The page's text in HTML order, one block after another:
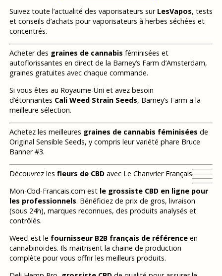
Suivez toute l’actualité des vaporisateurs sur LesVapos, tests
et conseils d’achats pour vaporisateurs à herbes séchées et
concentrés.
Acheter des graines de cannabis féminisées et
autoflorissantes en direct de la Barney’s Farm d’Amsterdam,
graines gratuites avec chaque commande.
Si vous êtes au Royaume-Uni et avez besoin
d’étonnantes Cali Weed Strain Seeds, Barney’s Farm a la
meilleure sélection.
Achetez les meilleures graines de cannabis féminisées de
Original Sensible Seeds, y compris leur variété phare Bruce
Banner #3.
Découvrez les fleurs de CBDavec Le Chanvrier Français
Mon-Cbd-Francais.com est le grossiste CBD en ligne pour
les professionnels. Bénéficiez de prix de gros, livraison
(sous 24h), marques reconnues, des produits analysés et
contrôlés.
Weecl est le fournisseur B2B français de référenceen
cannabinoïdes. Ils maitrisent la chaine de production
complète pour vous offrir les meilleurs produits.